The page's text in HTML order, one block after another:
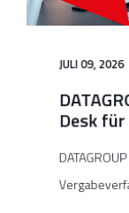
JULI 09, 2026
Desk